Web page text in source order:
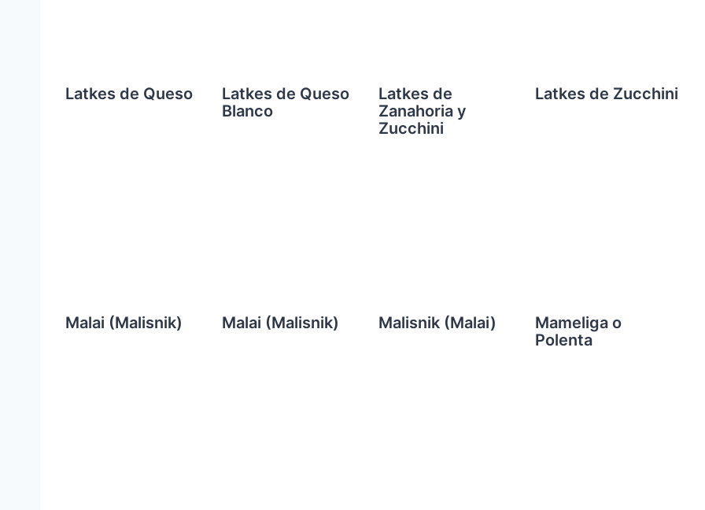
Latkes de Queso
Latkes de Queso
Blanco
Latkes de
Zanahoria y
Zucchini
Latkes de Zucchini
Malai (Malisnik) Malai (Malisnik) Malisnik (Malai)
Mameliga o
Polenta